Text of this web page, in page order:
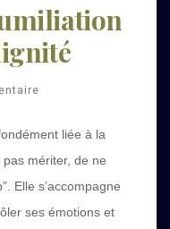
liée à la
mériter, de ne
Elle s’accompagne
ses émotions et